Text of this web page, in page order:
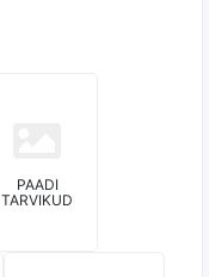
PAADI
TARVIKUD